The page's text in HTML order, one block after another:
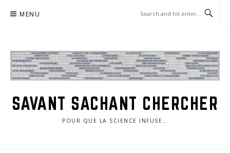
MENU
SAVANT SACHANT CHERCHER
POUR QUE LA SCIENCE INFUSE…